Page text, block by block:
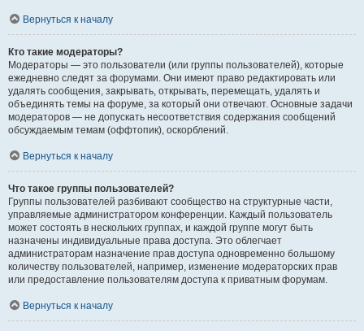
Вернуться к началу
Кто такие модераторы?
Модераторы — это пользователи (или группы пользователей), которые
ежедневно следят за форумами. Они имеют право редактировать или
удалять сообщения, закрывать, открывать, перемещать, удалять и
объединять темы на форуме, за который они отвечают. Основные задачи
модераторов — не допускать несоответствия содержания сообщений
обсуждаемым темам (оффтопик), оскорблений.
Вернуться к началу
Что такое группы пользователей?
Группы пользователей разбивают сообщество на структурные части,
управляемые администратором конференции. Каждый пользователь
может состоять в нескольких группах, и каждой группе могут быть
назначены индивидуальные права доступа. Это облегчает
администраторам назначение прав доступа одновременно большому
количеству пользователей, например, изменение модераторских прав
или предоставление пользователям доступа к приватным форумам.
Вернуться к началу